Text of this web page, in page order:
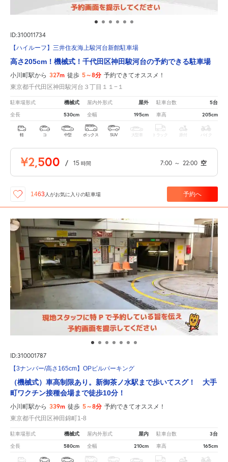
ID:310011734
【ハイルーフ】三井住友海上駿河台新館駐車場
高さ205cm！機械式！千代田区神田駿河台の予約できる駐車場
小川町駅から 327m 徒歩 5～8分 予約できてオススメ！
東京都千代田区神田駿河台３丁目１１−１
駐車場形式 機械式 屋内外形式 屋外 駐車台数 5台
全長 530cm 全幅 195cm 車高 205cm
軽 コ 中型 ボックス SUV 大型車 トラック 原付 バイク
¥2,500 / 15 時間 7:00 ～ 22:00 空
1463 人がお気に入りの駐車場 予約へ
ID:310001787
【3ナンバー/高さ165cm】OPビルパーキング
（機械式）車高制限あり。新御茶ノ水駅まで歩いてスグ！ 大手
町ワクチン接種会場まで徒歩10分！
小川町駅から 339m 徒歩 5～8分 予約できてオススメ！
東京都千代田区神田錦町1-8
駐車場形式 機械式 屋内外形式 屋内 駐車台数 3台
全長 580cm 全幅 210cm 車高 165cm